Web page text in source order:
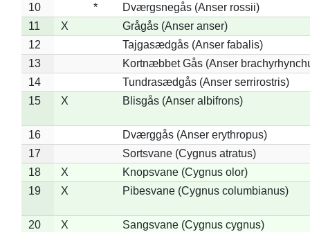
10
*
Dværgsnegås (Anser rossii)
11
X
Grågås (Anser anser)
12
Tajgasædgås (Anser fabalis)
13
Kortnæbbet Gås (Anser
14
Tundrasædgås (Anser serrirostris)
15
X Blisgås (Anser albifrons)
16
Dværggås (Anser erythropus)
17
Sortsvane (Cygnus atratus)
18
X
Knopsvane (Cygnus olor)
19
X Pibesvane (Cygnus columbianus)
20 X
Sangsvane (Cygnus cygnus)